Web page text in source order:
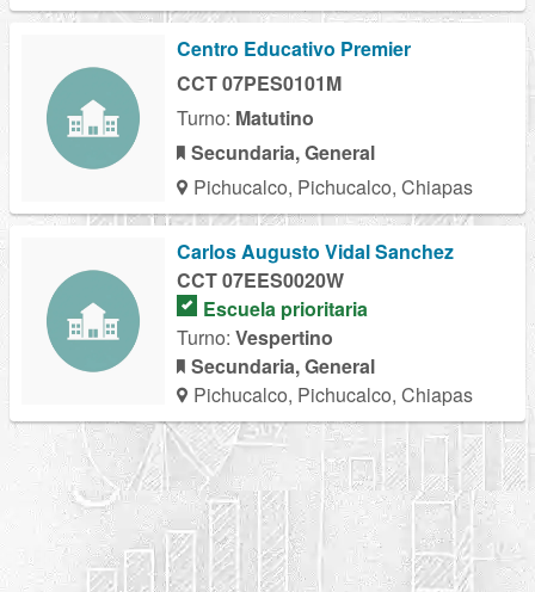
Centro Educativo Premier
CCT 07PES0101M
Turno: Matutino
Secundaria, General
Pichucalco, Pichucalco, Chiapas
Carlos Augusto Vidal Sanchez
CCT 07EES0020W
Escuela prioritaria
Turno: Vespertino
Secundaria, General
Pichucalco, Pichucalco, Chiapas